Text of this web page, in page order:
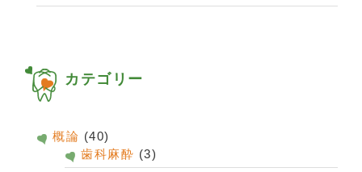
カテゴリー
概論 (40)
歯科麻酔 (3)